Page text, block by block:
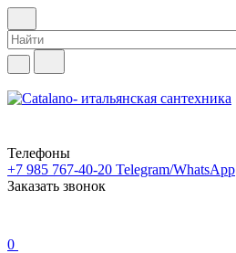
Телефоны
+7 985 767-40-20 Telegram/WhatsApp
Заказать звонок
0